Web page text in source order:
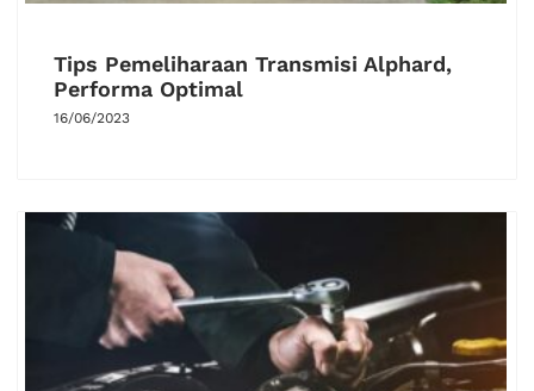
Tips Pemeliharaan Transmisi Alphard,
Performa Optimal
16/06/2023